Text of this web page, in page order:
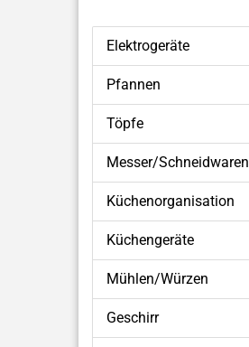
Elektrogeräte
Pfannen
Töpfe
Messer/Schneidwaren
Küchenorganisation
Küchengeräte
Mühlen/Würzen
Geschirr